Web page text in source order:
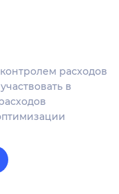
расходов
в